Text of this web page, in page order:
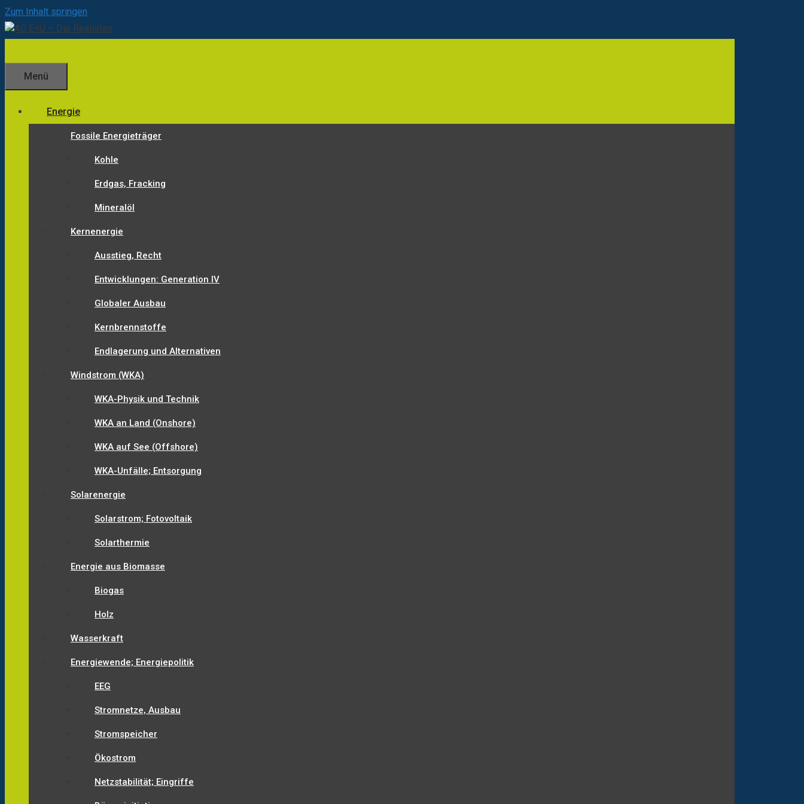
Zum Inhalt springen
Menü
Energie
Fossile Energieträger
Kohle
Erdgas, Fracking
Mineralöl
Kernenergie
Ausstieg, Recht
Entwicklungen: Generation IV
Globaler Ausbau
Kernbrennstoffe
Endlagerung und Alternativen
Windstrom (WKA)
WKA-Physik und Technik
WKA an Land (Onshore)
WKA auf See (Offshore)
WKA-Unfälle; Entsorgung
Solarenergie
Solarstrom; Fotovoltaik
Solarthermie
Energie aus Biomasse
Biogas
Holz
Wasserkraft
Energiewende; Energiepolitik
EEG
Stromnetze, Ausbau
Stromspeicher
Ökostrom
Netzstabilität; Eingriffe